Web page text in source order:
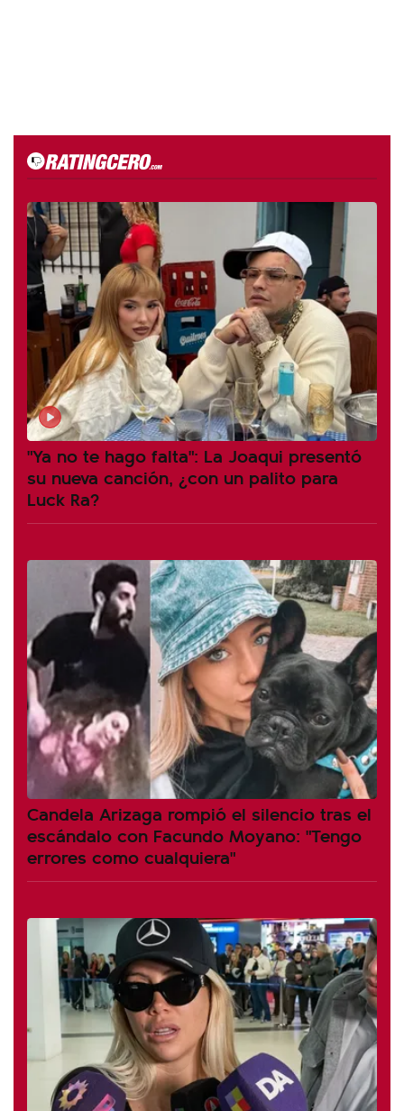
"Ya no te hago falta": La Joaqui presentó
su nueva canción, ¿con un palito para
Luck Ra?
Candela Arizaga rompió el silencio tras el
escándalo con Facundo Moyano: "Tengo
errores como cualquiera"